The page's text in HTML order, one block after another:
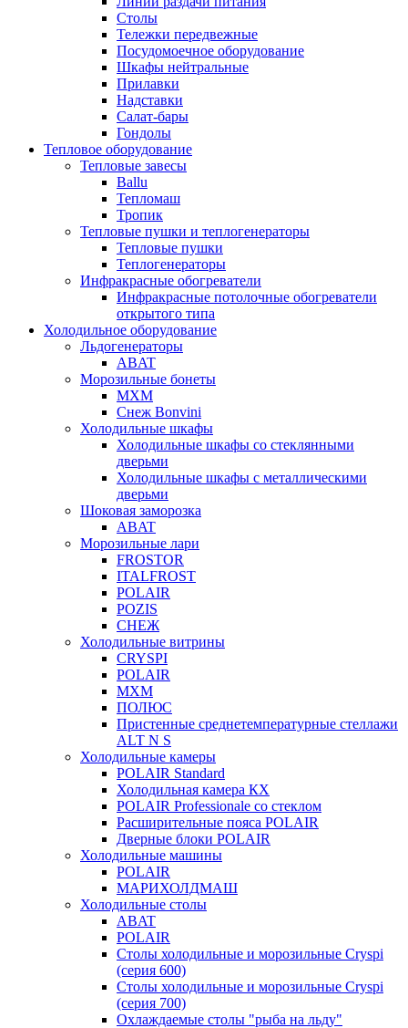
Столы
Тележки передвежные
Посудомоечное оборудование
Шкафы нейтральные
Прилавки
Надставки
Салат-бары
Гондолы
Тепловое оборудование
Тепловые завесы
Ballu
Тепломаш
Тропик
Тепловые пушки и теплогенераторы
Тепловые пушки
Теплогенераторы
Инфракрасные обогреватели
Инфракрасные потолочные обогреватели
открытого типа
Холодильное оборудование
Льдогенераторы
ABAT
Морозильные бонеты
МХМ
Снеж Bonvini
Холодильные шкафы
Холодильные шкафы cо стеклянными
дверьми
Холодильные шкафы с металлическими
дверьми
Шоковая заморозка
ABAT
Морозильные лари
FROSTOR
ITALFROST
POLAIR
POZIS
СНЕЖ
Холодильные витрины
CRYSPI
POLAIR
МХМ
ПОЛЮС
Пристенные среднетемпературные стеллажи
ALT N S
Холодильные камеры
POLAIR Standard
Холодильная камера КХ
POLAIR Professionale со стеклом
Расширительные пояса POLAIR
Дверные блоки POLAIR
Холодильные машины
POLAIR
МАРИХОЛДМАШ
Холодильные столы
ABAT
POLAIR
Столы холодильные и морозильные Cryspi
(серия 600)
Столы холодильные и морозильные Cryspi
(серия 700)
Охлаждаемые столы "рыба на льду"